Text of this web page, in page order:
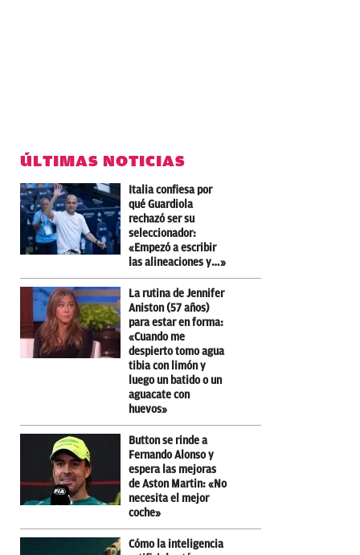
ÚLTIMAS NOTICIAS
Italia confiesa por
qué Guardiola
rechazó ser su
seleccionador:
«Empezó a escribir
las alineaciones y…»
La rutina de Jennifer
Aniston (57 años)
para estar en forma:
«Cuando me
despierto tomo agua
tibia con limón y
luego un batido o un
aguacate con
huevos»
Button se rinde a
Fernando Alonso y
espera las mejoras
de Aston Martin: «No
necesita el mejor
coche»
Cómo la inteligencia